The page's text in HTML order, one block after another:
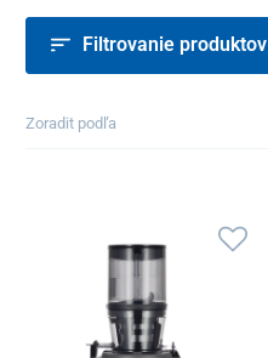
Filtrovanie produktov
Zoradit podľa